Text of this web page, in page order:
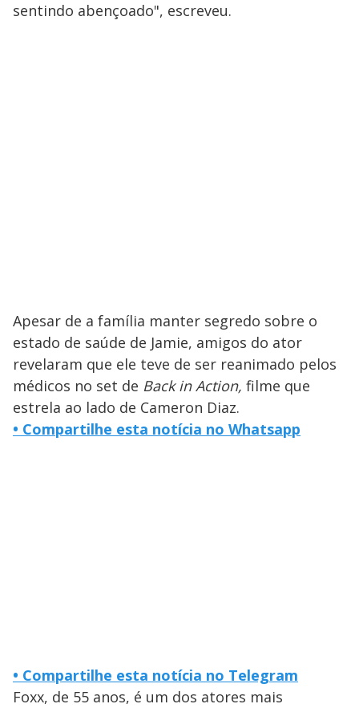
sentindo abençoado", escreveu.
Apesar de a família manter segredo sobre o
estado de saúde de Jamie, amigos do ator
revelaram que ele teve de ser reanimado pelos
médicos no set de Back in Action, filme que
estrela ao lado de Cameron Diaz.
• Compartilhe esta notícia no Whatsapp
• Compartilhe esta notícia no Telegram
Foxx, de 55 anos, é um dos atores mais